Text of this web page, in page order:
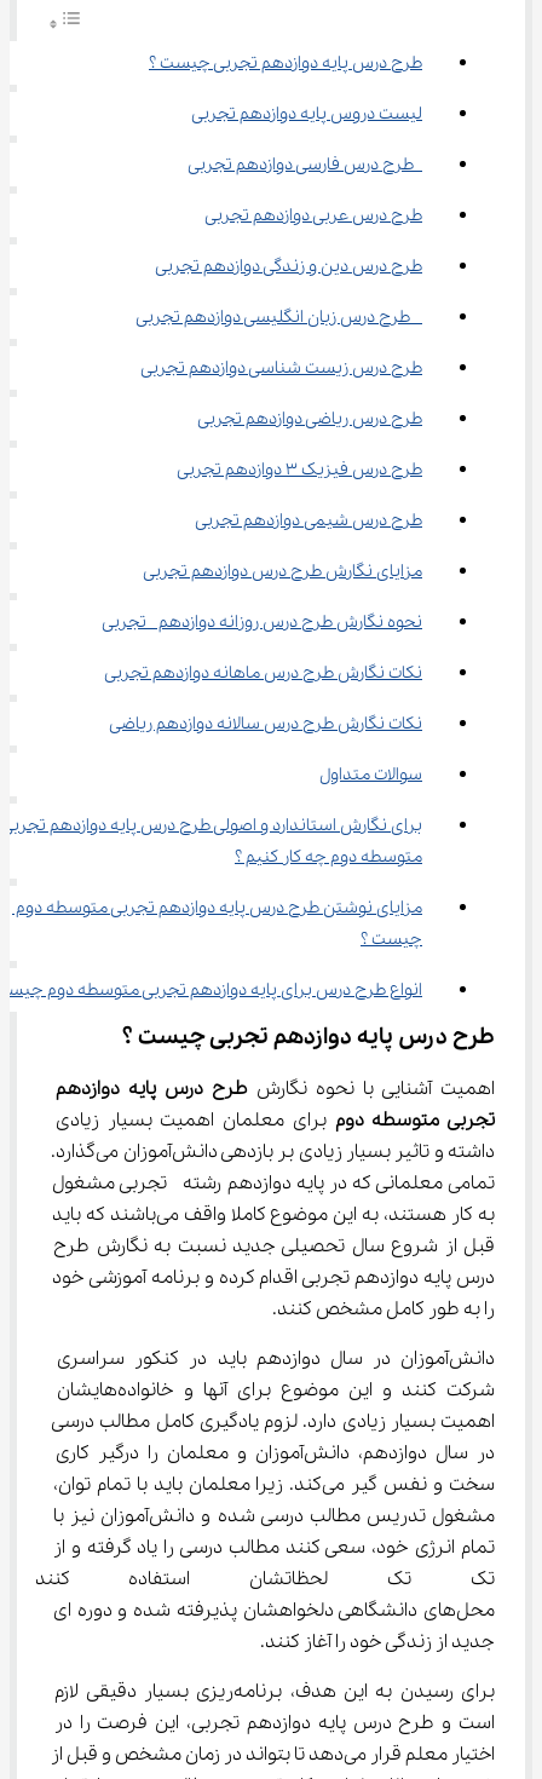
طرح درس پایه دوازدهم تجربی چیست ؟
لیست دروس پایه دوازدهم تجربی
طرح درس فارسی دوازدهم تجربی
طرح درس عربی دوازدهم تجربی
طرح درس دین و زندگی دوازدهم تجربی
طرح درس زبان انگلیسی دوازدهم تجربی
طرح درس زیست شناسی دوازدهم تجربی
طرح درس ریاضی دوازدهم تجربی
طرح درس فیزیک ۳ دوازدهم تجربی
طرح درس شیمی دوازدهم تجربی
مزایای نگارش طرح درس دوازدهم تجربی
نحوه نگارش طرح درس روزانه دوازدهم  تجربی
نکات نگارش طرح درس ماهانه دوازدهم تجربی
نکات نگارش طرح درس سالانه دوازدهم ریاضی
سوالات متداول
برای نگارش استاندارد و اصولی طرح درس پایه دوازدهم تجربی
متوسطه دوم چه کار کنیم ؟
مزایای نوشتن طرح درس پایه دوازدهم تجربی متوسطه دوم
چیست ؟
انواع طرح درس برای پایه دوازدهم تجربی متوسطه دوم
طرح درس پایه دوازدهم تجربی چیست ؟
اهمیت آشنایی با نحوه نگارش طرح درس پایه دوازدهم
تجربی متوسطه دوم برای معلمان اهمیت بسیار زیادی
داشته و تاثیر بسیار زیادی بر بازدهی دانش‌آموزان می‌گذارد.
تمامی معلمانی که در پایه دوازدهم رشته  تجربی مشغول
به کار هستند، به این موضوع کاملا واقف می‌باشند که باید
قبل از شروع سال تحصیلی جدید نسبت به نگارش طرح
درس پایه دوازدهم تجربی اقدام کرده و برنامه آموزشی خود
را به طور کامل مشخص کنند.
دانش‌آموزان در سال دوازدهم باید در کنکور سراسری
شرکت کنند و این موضوع برای آنها و خانواده‌هایشان
اهمیت بسیار زیادی دارد. لزوم یادگیری کامل مطالب درسی
در سال دوازدهم، دانش‌آموزان و معلمان را درگیر کاری
سخت و نفس گیر می‌کند. زیرا معلمان باید با تمام توان،
مشغول تدریس مطالب درسی شده و دانش‌آموزان نیز با
تمام انرژی خود، سعی کنند مطالب درسی را یاد گرفته و از
تک تک لحظاتشان استفاده
محل‌های دانشگاهی دلخواهشان پذیرفته شده و دوره ای
جدید از زندگی خود را آغاز کنند.
برای رسیدن به این هدف، برنامه‌ریزی بسیار دقیقی لازم
است و طرح درس پایه دوازدهم تجربی، این فرصت را در
اختیار معلم قرار می‌دهد تا بتواند در زمان مشخص و قبل از